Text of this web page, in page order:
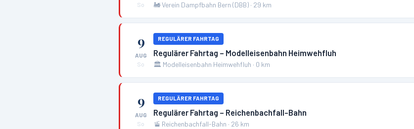
So
🚂Verein Dampfbahn Bern (DBB) · 29 km
9
AUG
So
REGULÄRER FAHRTAG
Regulärer Fahrtag – Modelleisenbahn Heimwehfluh
🏛️ Modelleisenbahn Heimwehfluh · 0 km
9
AUG
So
REGULÄRER FAHRTAG
Regulärer Fahrtag – Reichenbachfall-Bahn
🚡 Reichenbachfall-Bahn · 26 km